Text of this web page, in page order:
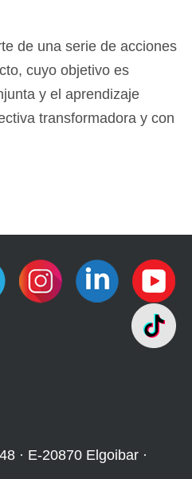
de una serie de acciones
cuyo objetivo es
y el aprendizaje
transformadora y con
· E-20870 Elgoibar ·